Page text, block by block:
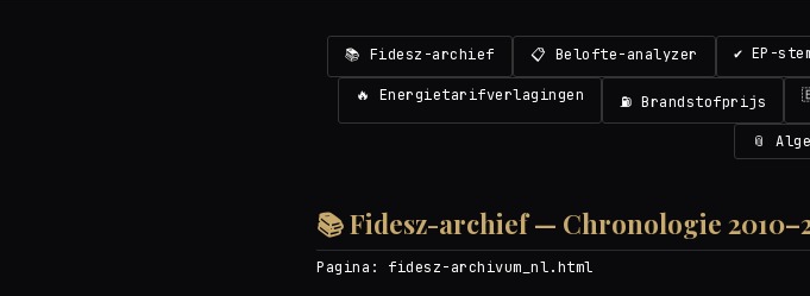
📚 Fidesz-archief 📋 Belofte-analyzer ✔ EP-
🔥 Energietarifverlagingen ⛽ Brandstofprijs
📎
📚 Fidesz-archief — Chronologie
Pagina: fidesz-archivum_nl.html